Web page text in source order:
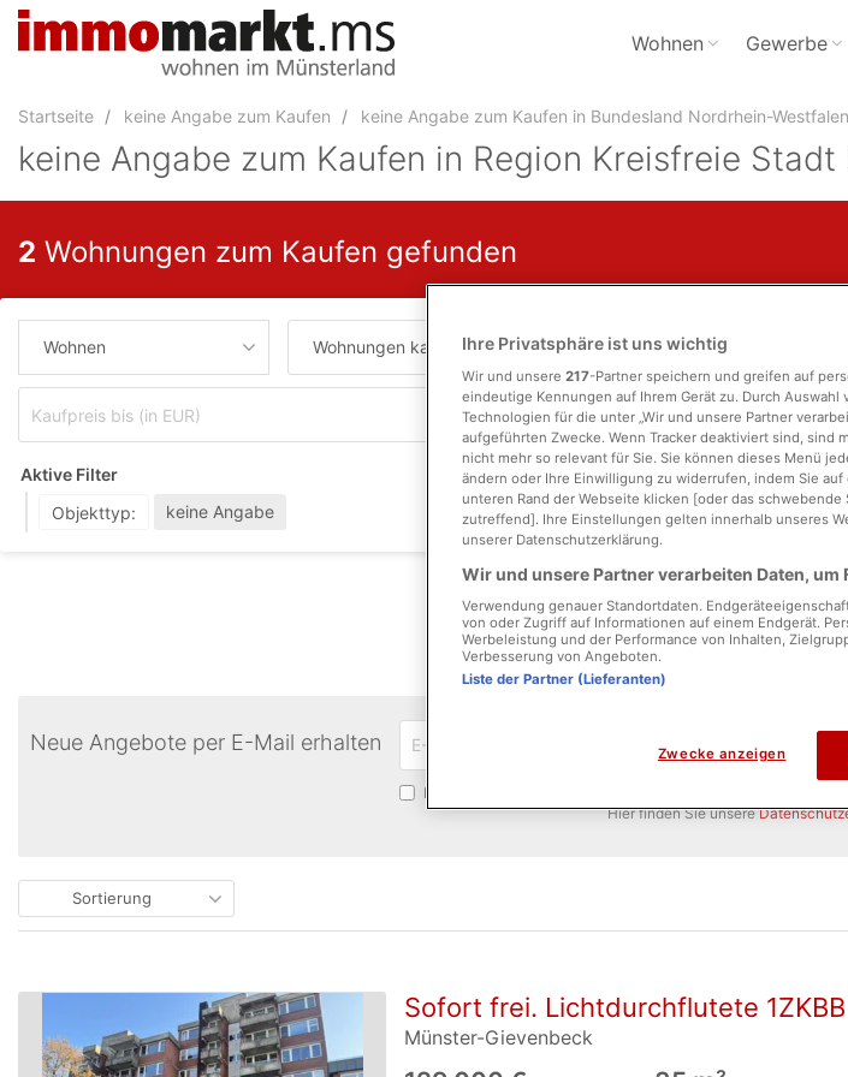
Accessibility
Navigation
zum
Inhalt
der
Wohnen Gewerbe
Startseite keine Angabe zum Kaufen keine Angabe zum Kaufen in Bundesland Nordrhein-Westfalen
keine Angabe zum Kaufen in Region Kreisfreie
2 Wohnungen zum Kaufen gefunden
Wohnen Wohnungen kaufen
Wohnfläche
Aktive Filter
Objekttyp:
keine Angabe
Neue Angebote per E-Mail erhalten
Bitte bestätigen Sie durch Ankreuzen des nebenstehenden
Hier finden Sie unsere
Sortierung
Sofort frei. Lichtdurchflutete
Münster-Gievenbeck
Ihre Privatsphäre ist uns wichtig
Wir und unsere 217-Partner speichern und greifen auf
eindeutige Kennungen auf Ihrem Gerät zu. Durch
Technologien für die unter „Wir und unsere Partner
aufgeführten Zwecke. Wenn Tracker deaktiviert sind, sind
nicht mehr so relevant für Sie. Sie können dieses Menü
ändern oder Ihre Einwilligung zu widerrufen, indem Sie
unteren Rand der Webseite klicken [oder das
zutreffend]. Ihre Einstellungen gelten innerhalb unseres
unserer Datenschutzerklärung.
Wir und unsere Partner verarbeiten Daten, um
Verwendung genauer Standortdaten.
von oder Zugriff auf Informationen auf einem Endgerät.
Werbeleistung und der Performance von Inhalten,
Verbesserung von Angeboten.
Liste der Partner (Lieferanten)
Zwecke anzeigen